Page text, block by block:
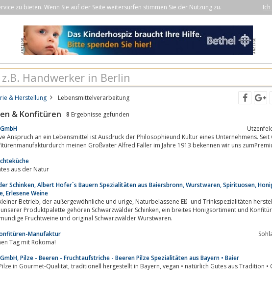
zu bieten. Wenn Sie auf der Seite weitersurfen stimmen Sie der Nutzung zu.
& Herstellung Lebensmittelverarbeitung
& Konfitüren 8 Ergebnisse gefunden
Anspruch an ein Lebensmittel ist Ausdruck der Philosophieund Kultur eines Unternehmens. Seit
meinen Großvater Alfred Faller im Jahre 1913 bekennen wir uns
aus der Natur
Schinken, Albert Hofer`s Bauern Spezialitäten aus Baiersbronn, Wurstwaren, Spirituosen,
Erlesene Weine
Naturbelassene Eß- und Trinkspezialitäten herstellt und
gehören Schwarzwälder Schinken, ein breites Honigsortiment und Konfitüre, erlesene
Spirituosen, mundige Fruchtweine und original Schwarzwälder Wurstwaren.
Manufaktur
Tag mit Rokoma!
Pilze - Beeren - Fruchtaufstriche - Beeren Pilze Spezialitäten aus Bayern • Baier
hergestellt in Bayern, vegan • natürlich Gutes aus Tradition • Genuss • Shop